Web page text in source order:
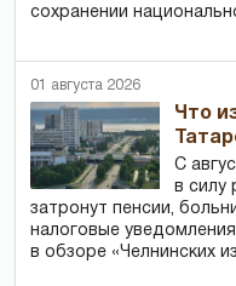
сохранении
01 августа 2026
Что
С
в силу
затронут пенсии,
налоговые
в обзоре «Челнинских